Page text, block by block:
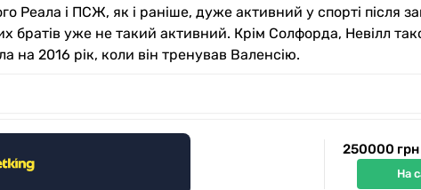
Реала і ПСЖ, як і раніше, дуже активний у спорті після
братів уже не такий активний. Крім Солфорда, Невілл
на 2016 рік, коли він тренував Валенсію.
250000 грн
На